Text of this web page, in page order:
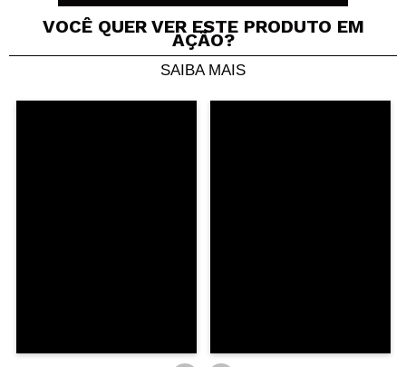
Daniela
Não pigmentam nada.
VOCÊ QUER VER ESTE PRODUTO EM
AÇÃO?
SAIBA MAIS